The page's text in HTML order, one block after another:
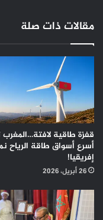
مقالات ذات صلة
قفزة طاقية
أسرع أسواق طاقة الرياح
إفريقيا!
26 أبريل، 2026